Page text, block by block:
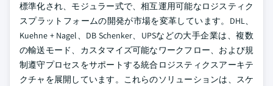
標準化され、モジュラー式で、相互運用可能なロジスティク
スプラットフォームの開発が市場を変革しています。DHL、
Kuehne + Nagel、DB Schenker、UPSなどの大手企業は、複数
の輸送モード、カスタマイズ可能なワークフロー、および規
制遵守プロセスをサポートする統合ロジスティクスアーキテ
クチャを展開しています。これらのソリューションは、スケ